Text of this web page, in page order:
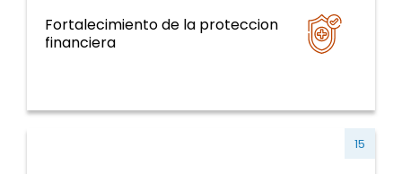
Fortalecimiento de la proteccion
financiera
Sistemas y servicios de salud y curso de la
15